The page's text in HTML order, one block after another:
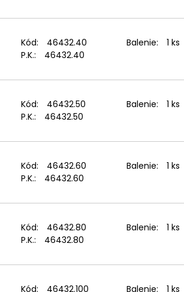
Kód: 46432.40 Balenie:
1 ks
P.K.:
46432.40
Kód: 46432.50 Balenie:
1 ks
P.K.:
46432.50
Kód: 46432.60 Balenie:
1 ks
P.K.:
46432.60
Kód: 46432.80 Balenie:
1 ks
P.K.:
46432.80
Kód: 46432.100 Balenie:
1 ks